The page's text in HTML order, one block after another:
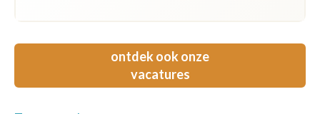
ontdek ook onze
vacatures